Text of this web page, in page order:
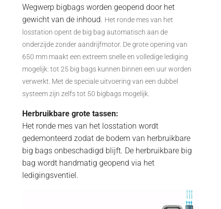
Wegwerp bigbags worden geopend door het
gewicht van de inhoud. Het ronde mes van het
losstation opent de big bag automatisch aan de
onderzijde zonder aandrijfmotor. De grote opening van
650 mm maakt een extreem snelle en volledige lediging
mogelijk: tot 25 big bags kunnen binnen een uur worden
verwerkt. Met de speciale uitvoering van een dubbel
systeem zijn zelfs tot 50 bigbags mogelijk.
Herbruikbare grote tassen:
Het ronde mes van het losstation wordt
gedemonteerd zodat de bodem van herbruikbare
big bags onbeschadigd blijft. De herbruikbare big
bag wordt handmatig geopend via het
ledigingsventiel.